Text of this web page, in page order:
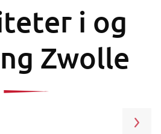
i og
Zwolle